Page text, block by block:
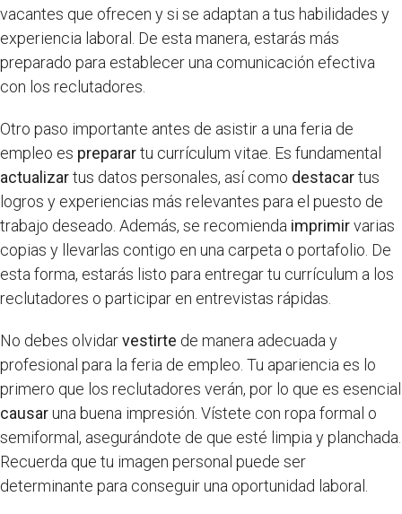
vacantes que ofrecen y si se adaptan a tus habilidades y
experiencia laboral. De esta manera, estarás más
preparado para establecer una comunicación efectiva
con los reclutadores.
Otro paso importante antes de asistir a una feria de
empleo es preparartu currículum vitae. Es fundamental
actualizartus datos personales, así como destacartus
logros y experiencias más relevantes para el puesto de
trabajo deseado. Además, se recomienda imprimirvarias
copias y llevarlas contigo en una carpeta o portafolio. De
esta forma, estarás listo para entregar tu currículum a los
reclutadores o participar en entrevistas rápidas.
No debes olvidarvestirte de manera adecuada y
profesional para la feria de empleo. Tu apariencia es lo
primero que los reclutadores verán, por lo que es esencial
causaruna buena impresión. Vístete con ropa formal o
semiformal, asegurándote de que esté limpia y planchada.
Recuerda que tu imagen personal puede ser
determinante para conseguir una oportunidad laboral.